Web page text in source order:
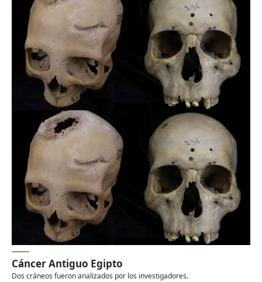
Cáncer Antiguo Egipto
Dos cráneos fueron analizados por los investigadores.